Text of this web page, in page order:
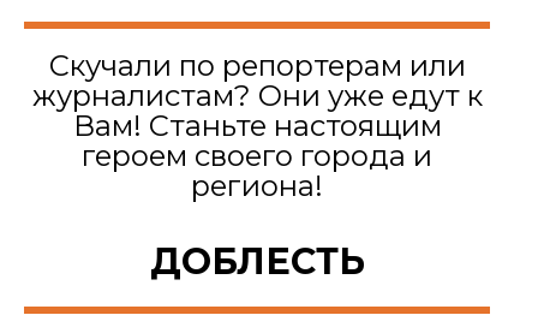
Скучали по репортерам или
журналистам? Oни уже едут к
Вам! Станьте настоящим
героем своего города и
региона!
ДОБЛЕСТЬ